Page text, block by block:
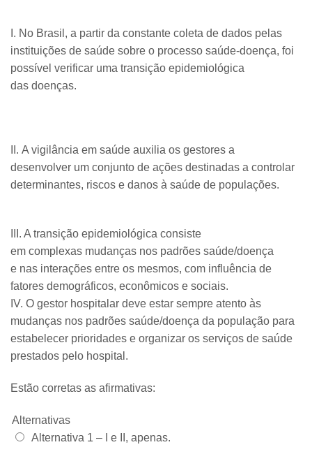
​I. No Brasil, a partir da constante coleta de dados pelas
instituições de saúde sobre o processo saúde-doença, foi
possível verificar uma transição epidemiológica
das doenças.
​II. A vigilância em saúde auxilia os gestores a
desenvolver um conjunto de ações destinadas a controlar
determinantes, riscos e danos à saúde de populações.
I​II. A transição epidemiológica consiste
em complexas mudanças nos padrões saúde/doença
e nas interações entre os mesmos, com influência de
fatores demográficos, econômicos e sociais.
IV. O gestor hospitalar deve estar sempre atento às
mudanças nos padrões saúde/doença da população para
estabelecer prioridades e organizar os serviços de saúde
prestados pelo hospital.
Estão corretas as afirmativas:
Alternativas
Alternativa 1 –
I e II, apenas.